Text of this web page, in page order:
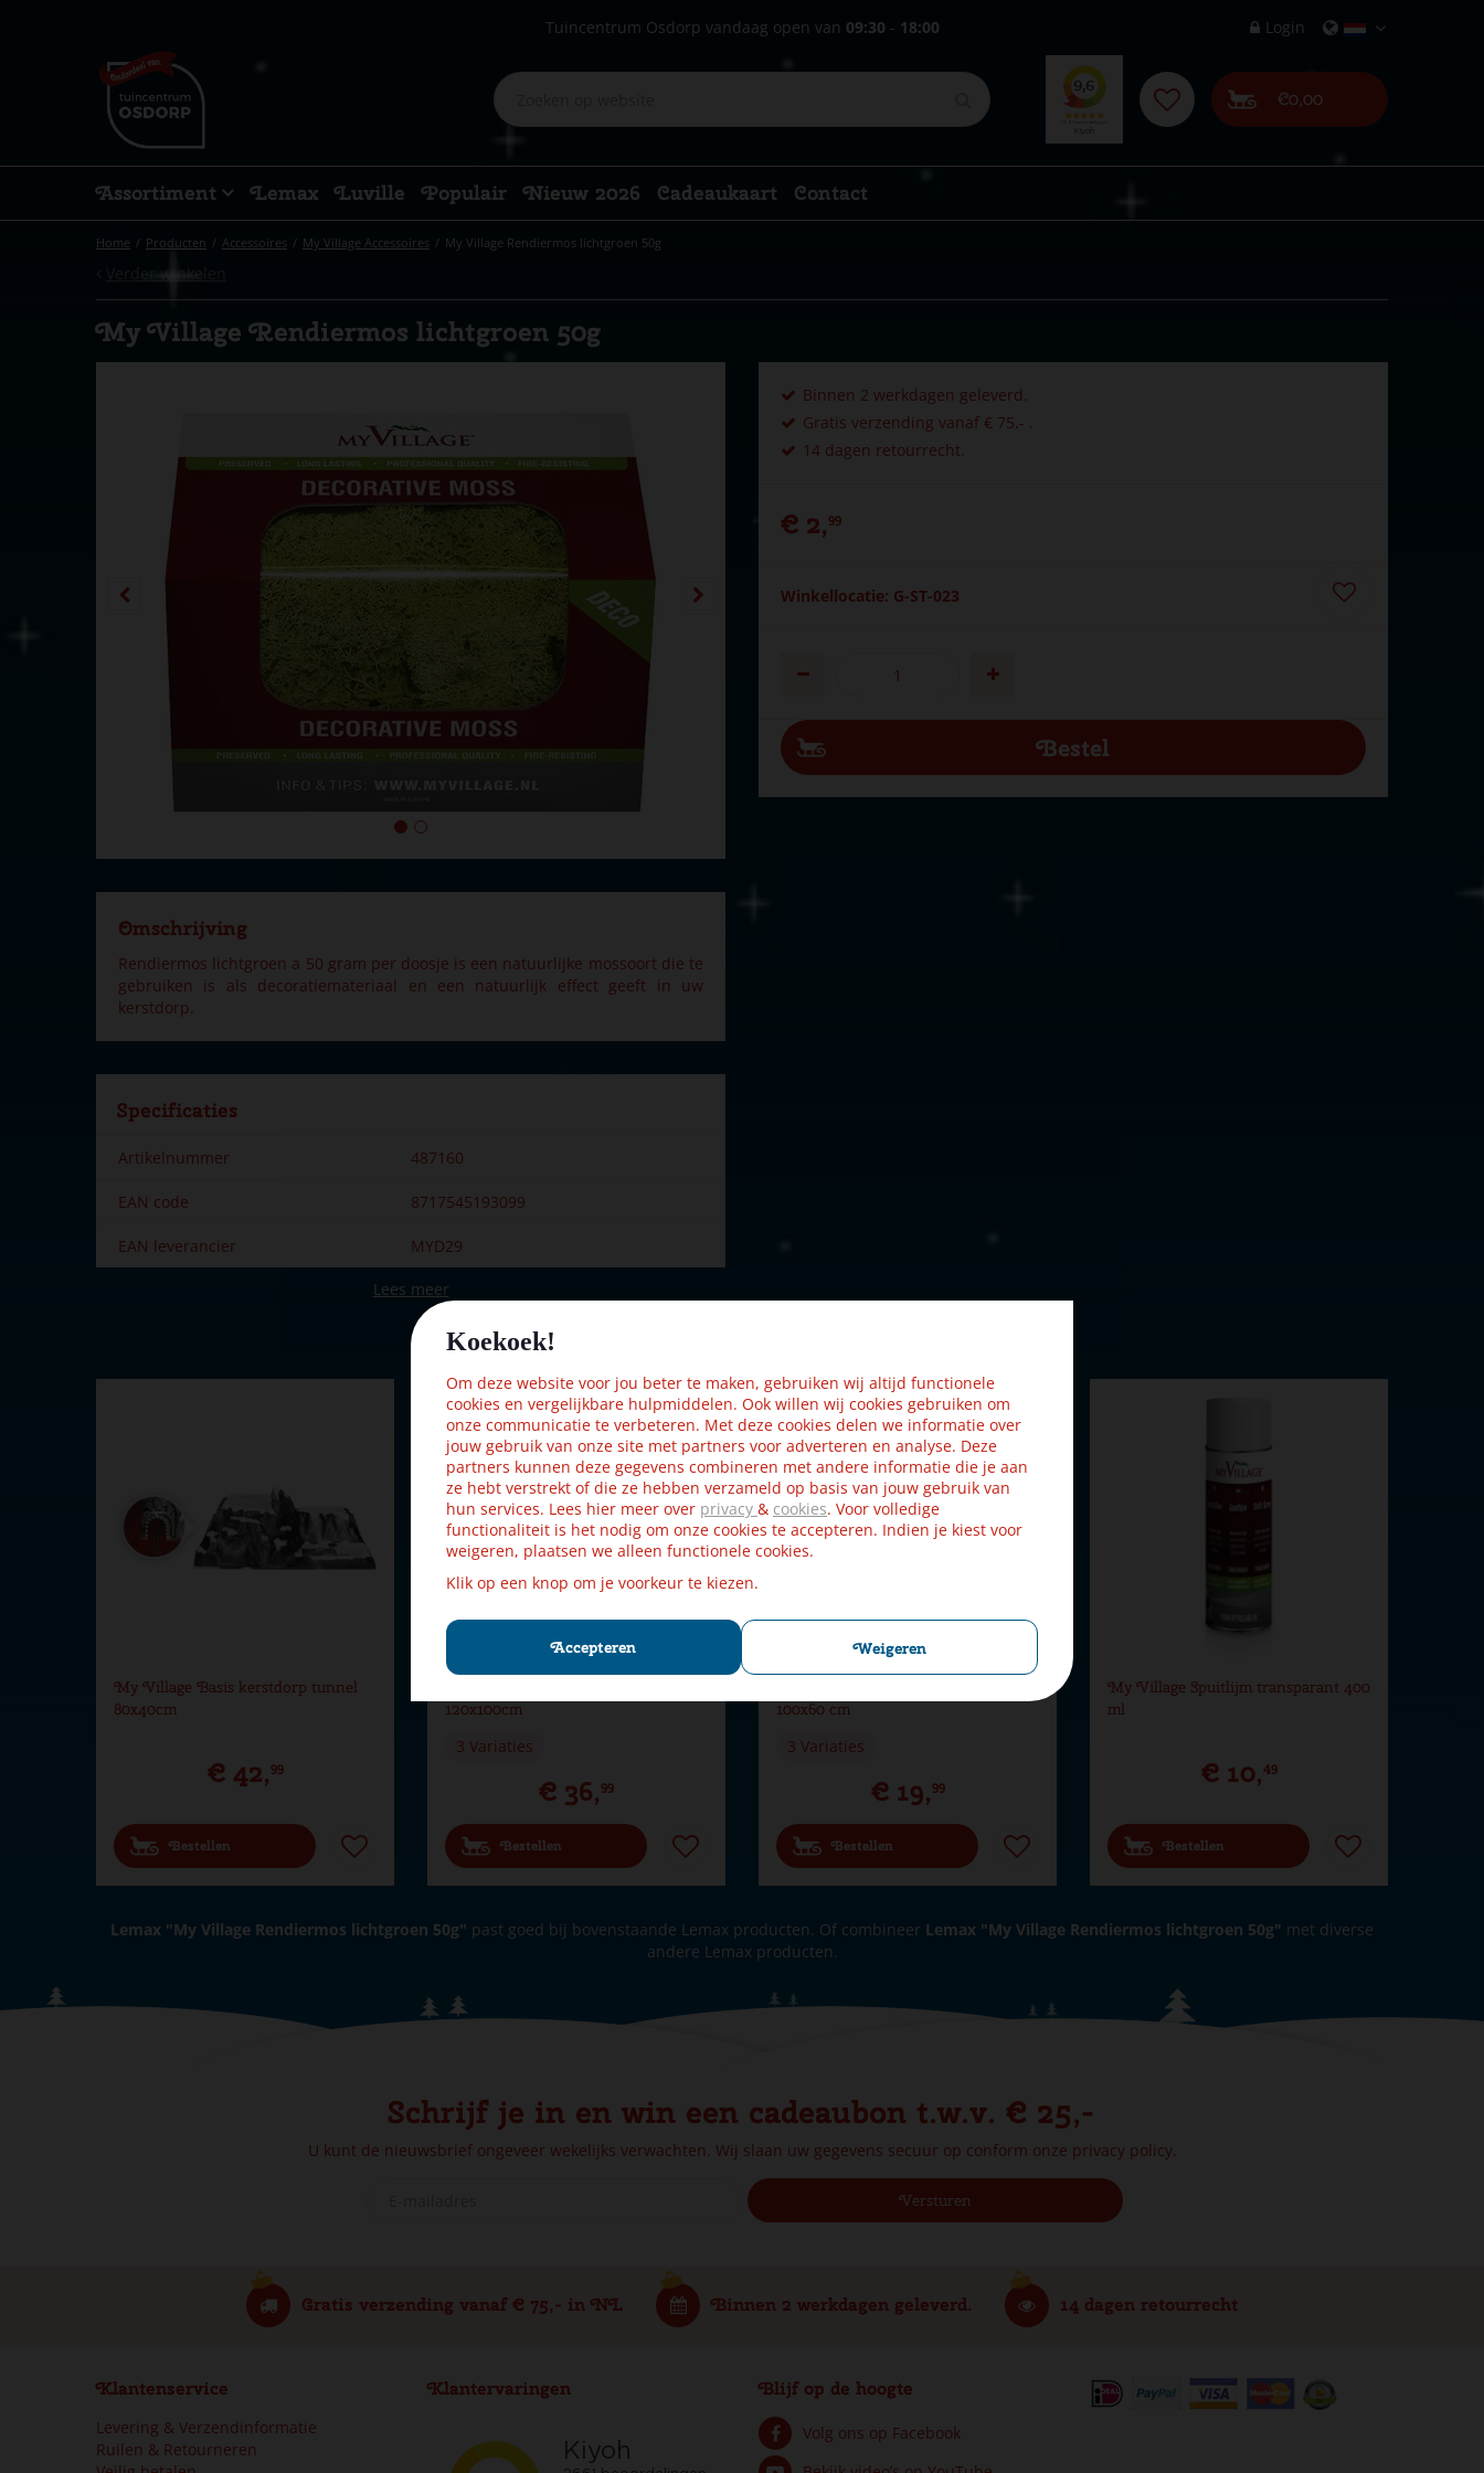
Koekoek!
Om deze website voor jou beter te maken, gebruiken wij altijd functionele
cookies en vergelijkbare hulpmiddelen. Ook willen wij cookies gebruiken om
onze communicatie te verbeteren. Met deze cookies delen we informatie over
jouw gebruik van onze site met partners voor adverteren en analyse. Deze
partners kunnen deze gegevens combineren met andere informatie die je aan
ze hebt verstrekt of die ze hebben verzameld op basis van jouw gebruik van
hun services. Lees hier meer over privacy & cookies. Voor volledige
functionaliteit is het nodig om onze cookies te accepteren. Indien je kiest voor
weigeren, plaatsen we alleen functionele cookies.
Klik op een knop om je voorkeur te kiezen.
Accepteren Weigeren
Home Producten Accessoires My Village Accessoires My Village Rendiermos lichtgroen 50g
Tuincentrum Osdorp vandaag open van 09:30 - 18:00 Login
€0,00
Assortiment Lemax Luville Populair Nieuw 2026 Cadeaukaart Contact
Verder winkelen
My Village Rendiermos lichtgroen 50g
Binnen 2 werkdagen geleverd.
Gratis verzending vanaf € 75,- .
14 dagen retourrecht.
€ 2,99
Winkellocatie: G-ST-023
Omschrijving
Rendiermos lichtgroen a 50 gram per doosje is een natuurlijke mossoort die te
gebruiken is als decoratiemateriaal en een natuurlijk effect geeft in uw
kerstdorp.
Specificaties
Artikelnummer 487160
EAN code 8717545193099
EAN leverancier MYD29
My Village
9.59
Kleur Groen
Lees meer
My Village Basis kerstdorp tunnel
80x40cm
€ 42,99
Bestellen
120x100cm
€ 36,99
Bestellen
3 Variaties
100x60 cm
€ 19,99
Bestellen
3 Variaties
My Village Spuitlijm transparant 400
ml
€ 10,49
Bestellen
Lemax "My Village Rendiermos lichtgroen 50g" past goed bij bovenstaande Lemax producten. Of combineer Lemax "My Village Rendiermos lichtgroen 50g" met diverse
andere Lemax producten.
Schrijf je in en win een cadeaubon t.w.v. € 25,-
U kunt de nieuwsbrief ongeveer wekelijks verwachten. Wij slaan uw gegevens secuur op conform onze privacy policy.
Gratis verzending vanaf € 75,- in NL Binnen 2 werkdagen geleverd. 14 dagen retourrecht
Klantenservice
Levering & Verzendinformatie
Ruilen & Retourneren
Klantervaringen Blijf op de hoogte
Volg ons op Facebook